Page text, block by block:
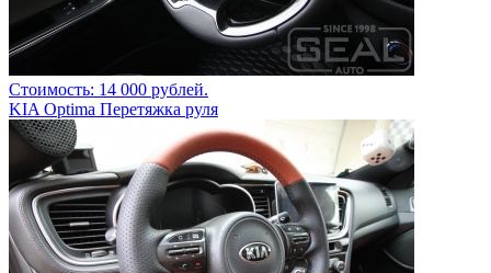
Стоимость: 14 000 рублей.
KIA Optima Перетяжка руля